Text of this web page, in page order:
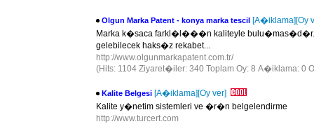
Olgun Marka Patent - konya marka tescil [A�iklama][Oy
Marka k�saca farkl�l���n kaliteyle bulu�mas�d�r.
gelebilecek haks�z rekabet...
http://www.olgunmarkapatent.com.tr/
(Hits: 1104 Ziyaret�iler: 340 Toplam Oy: 8 A�iklama: 0
Kalite Belgesi [A�iklama][Oy ver]
Kalite y�netim sistemleri ve �r�n belgelendirme
http://www.turcert.com